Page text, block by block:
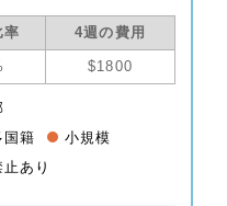
率 4週の費用
$1800
国籍
小規模
あり